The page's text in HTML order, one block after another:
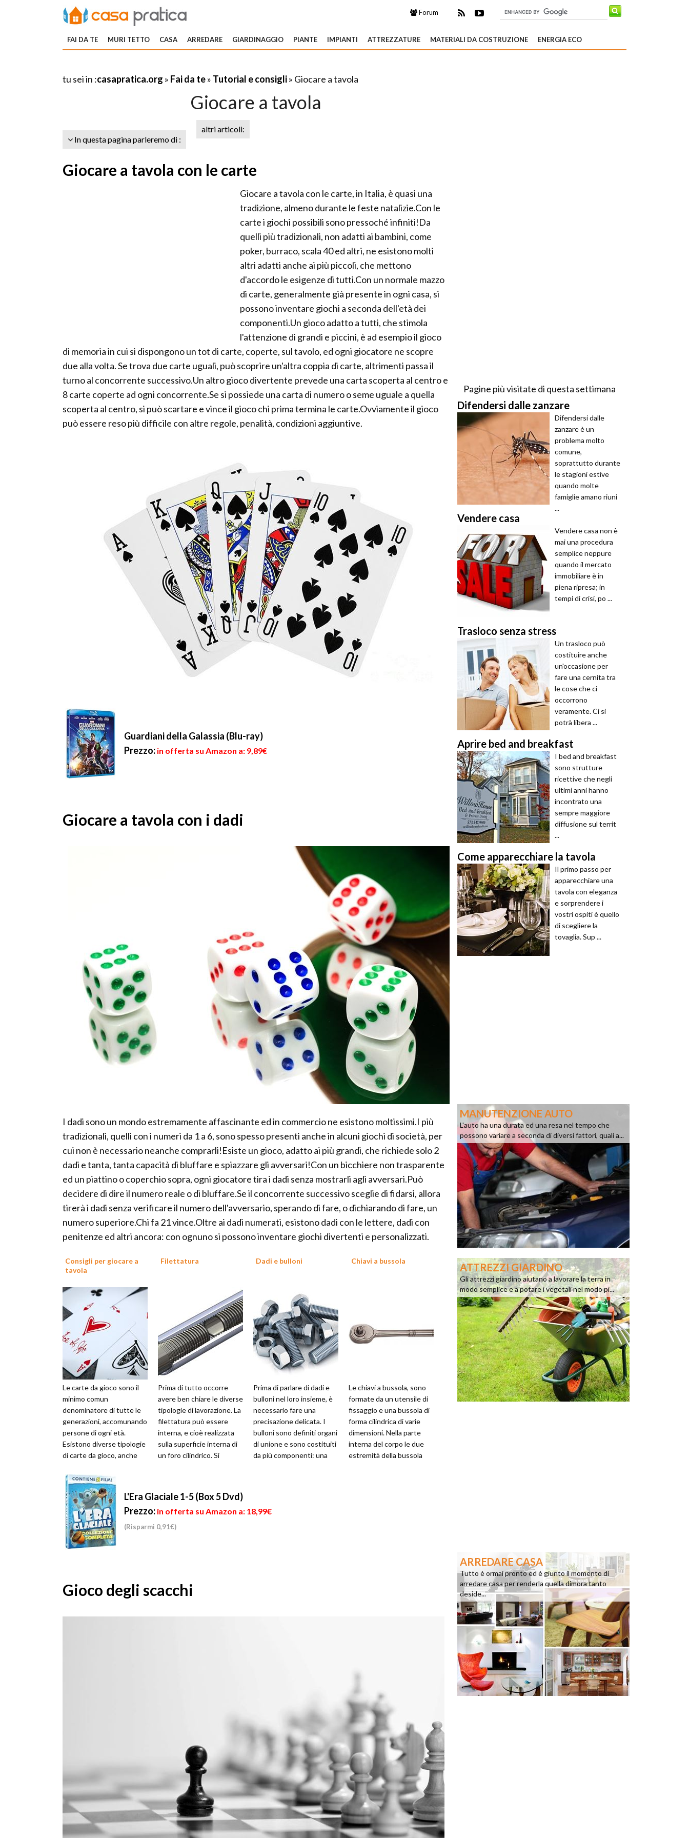
Forum
FAI DA TE MURI TETTO CASA ARREDARE GIARDINAGGIO PIANTE IMPIANTI ATTREZZATURE MATERIALI DA COSTRUZIONE ENERGIA ECO
tu sei in :casapratica.org » Fai da te» Tutorial e consigli» Giocare a tavola
Giocare a tavola
In questa pagina parleremo di :
altri articoli:
Giocare a tavola con le carte
Giocare a tavola con le carte, in Italia, è quasi una
tradizione, almeno durante le feste natalizie.Con le
carte i giochi possibili sono pressoché infiniti!Da
quelli più tradizionali, non adatti ai bambini, come
poker, burraco, scala 40 ed altri, ne esistono molti
altri adatti anche ai più piccoli, che mettono
d'accordo le esigenze di tutti.Con un normale mazzo
di carte, generalmente già presente in ogni casa, si
possono inventare giochi a seconda dell'età dei
componenti.Un gioco adatto a tutti, che stimola
l'attenzione di grandi e piccini, è ad esempio il gioco
di memoria in cui si dispongono un tot di carte, coperte, sul tavolo, ed ogni giocatore ne scopre
due alla volta. Se trova due carte uguali, può scoprire un'altra coppia di carte, altrimenti passa il
turno al concorrente successivo.Un altro gioco divertente prevede una carta scoperta al centro e
8 carte coperte ad ogni concorrente.Se si possiede una carta di numero o seme uguale a quella
scoperta al centro, si può scartare e vince il gioco chi prima termina le carte.Ovviamente il gioco
può essere reso più difficile con altre regole, penalità, condizioni aggiuntive.
Guardiani della Galassia (Blu-ray)
Prezzo: in offerta su Amazon a: 9,89€
Giocare a tavola con i dadi
I dadi sono un mondo estremamente affascinante ed in commercio ne esistono moltissimi.I più
tradizionali, quelli con i numeri da 1 a 6, sono spesso presenti anche in alcuni giochi di società, per
cui non è necessario neanche comprarli!Esiste un gioco, adatto ai più grandi, che richiede solo 2
dadi e tanta, tanta capacità di bluffare e spiazzare gli avversari!Con un bicchiere non trasparente
ed un piattino o coperchio sopra, ogni giocatore tira i dadi senza mostrarli agli avversari.Può
decidere di dire il numero reale o di bluffare.Se il concorrente successivo sceglie di fidarsi, allora
tirerà i dadi senza verificare il numero dell'avversario, sperando di fare, o dichiarando di fare, un
numero superiore.Chi fa 21 vince.Oltre ai dadi numerati, esistono dadi con le lettere, dadi con
penitenze ed altri ancora: con ognuno si possono inventare giochi divertenti e personalizzati.
Consigli per giocare a
tavola
Le carte da gioco sono il
minimo comun
denominatore di tutte le
generazioni, accomunando
persone di ogni età.
Esistono diverse tipologie
di carte da gioco, anche
conosciute sono ...
Filettatura
Prima di tutto occorre
avere ben chiare le diverse
tipologie di lavorazione. La
filettatura può essere
interna, e cioè realizzata
sulla superficie interna di
un foro cilindrico. Si
Dadi e bulloni
Prima di parlare di dadi e
bulloni nel loro insieme, è
necessario fare una
precisazione delicata. I
bulloni sono definiti organi
di unione e sono costituiti
da più componenti: una
Chiavi a bussola
Le chiavi a bussola, sono
formate da un utensile di
fissaggio e una bussola di
forma cilindrica di varie
dimensioni. Nella parte
interna del corpo le due
estremità della bussola
L'Era Glaciale 1-5 (Box 5 Dvd)
Prezzo: in offerta su Amazon a: 18,99€
(Risparmi 0,91€)
Gioco degli scacchi
Pagine più visitate di questa settimana
Difendersi dalle zanzare
Difendersi dalle
zanzare è un
problema molto
comune,
soprattutto durante
le stagioni estive
quando molte
famiglie amano riuni
...
Vendere casa
Vendere casa non è
mai una procedura
semplice neppure
quando il mercato
immobiliare è in
piena ripresa; in
tempi di crisi, po ...
Trasloco senza stress
Un trasloco può
costituire anche
un'occasione per
fare una cernita tra
le cose che ci
occorrono
veramente. Ci si
potrà libera ...
Aprire bed and breakfast
I bed and breakfast
sono strutture
ricettive che negli
ultimi anni hanno
incontrato una
sempre maggiore
diffusione sul territ
...
Come apparecchiare la tavola
Il primo passo per
apparecchiare una
tavola con eleganza
e sorprendere i
vostri ospiti è quello
di scegliere la
tovaglia. Sup ...
MANUTENZIONE AUTO
L'auto ha una durata ed una resa nel tempo che
possono variare a seconda di diversi fattori, quali a...
ATTREZZI GIARDINO
Gli attrezzi giardino aiutano a lavorare la terra in
modo semplice e a potare i vegetali nel modo pi...
ARREDARE CASA
Tutto è ormai pronto ed è giunto il momento di
arredare casa per renderla quella dimora tanto
deside...